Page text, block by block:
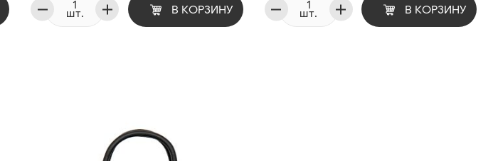
шт. В КОРЗИНУ шт. В КОРЗИНУ